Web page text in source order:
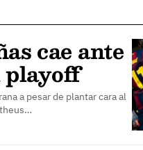
cae ante
playoff
a pesar de plantar cara al